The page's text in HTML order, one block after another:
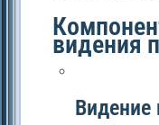
видения
Видение